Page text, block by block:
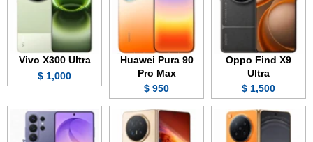
Oppo Find X9
Ultra
1,500 $
Huawei Pura 90
Pro Max
950 $
Vivo X300 Ultra
1,000 $